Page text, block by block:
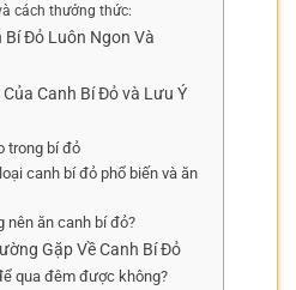
cách thưởng thức:
Bí Đỏ Luôn Ngon Và
Canh Bí Đỏ và Lưu Ý
trong bí đỏ
canh bí đỏ phổ biến và ăn
nên ăn canh bí đỏ?
Gặp Về Canh Bí Đỏ
qua đêm được không?